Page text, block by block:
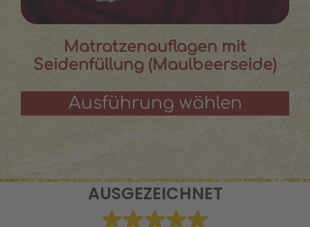
Matratzenauflagen mit
Seidenfüllung (Maulbeerseide)
Ausführung wählen
AUSGEZEICHNET